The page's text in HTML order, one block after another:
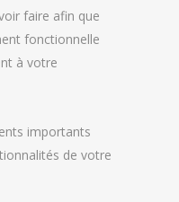
faire afin que
fonctionnelle
à votre
importants
de votre